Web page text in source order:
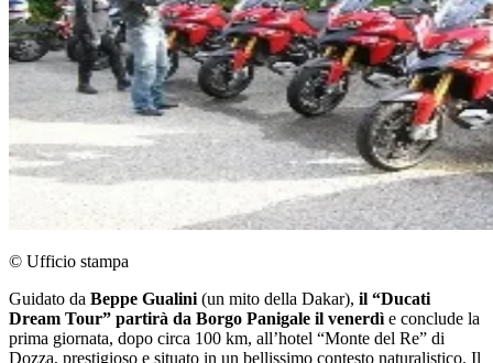
© Ufficio stampa
Guidato da Beppe Gualini (un mito della Dakar), il “Ducati
Dream Tour” partirà da Borgo Panigale il venerdì e conclude la
prima giornata, dopo circa 100 km, all’hotel “Monte del Re” di
Dozza, prestigioso e situato in un bellissimo contesto naturalistico. Il